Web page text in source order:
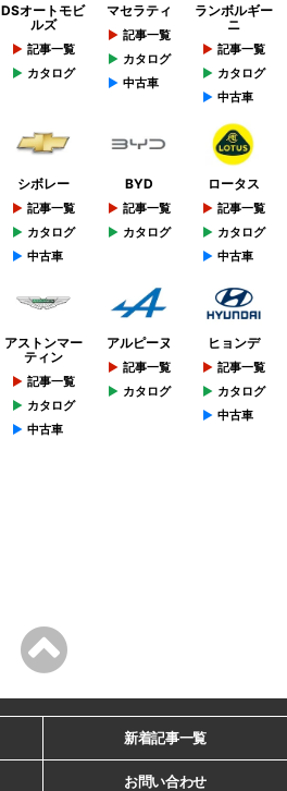
DSオートモビ
ルズ
記事一覧
カタログ
マセラティ
記事一覧
カタログ
中古車
ランボルギー
ニ
記事一覧
カタログ
中古車
シボレー
記事一覧
カタログ
中古車
BYD
記事一覧
カタログ
ロータス
記事一覧
カタログ
中古車
アストンマー
ティン
記事一覧
カタログ
中古車
アルピーヌ
記事一覧
カタログ
ヒョンデ
記事一覧
カタログ
中古車
新着記事一覧
お問い合わせ